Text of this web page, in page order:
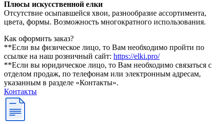
Плюсы искусственной елки
Отсутствие осыпавшейся хвои, разнообразие ассортимента,
цвета, формы. Возможность многократного использования.
Как оформить заказ?
**Если вы физическое лицо, то Вам необходимо пройти по
ссылке на наш розничный сайт: https://elki.pro/
**Если вы юридическое лицо, то Вам необходимо связаться с
отделом продаж, по телефонам или электронным адресам,
указанным в разделе «Контакты».
Контакты